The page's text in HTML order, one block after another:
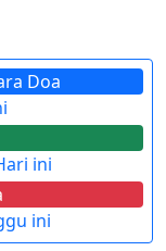
Doa
ini
ini